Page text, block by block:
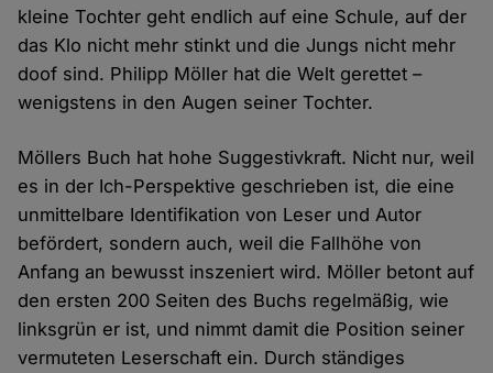
kleine Tochter geht endlich auf eine Schule, auf der
das Klo nicht mehr stinkt und die Jungs nicht mehr
doof sind. Philipp Möller hat die Welt gerettet –
wenigstens in den Augen seiner Tochter.
Möllers Buch hat hohe Suggestivkraft. Nicht nur, weil
es in der Ich-Perspektive geschrieben ist, die eine
unmittelbare Identifikation von Leser und Autor
befördert, sondern auch, weil die Fallhöhe von
Anfang an bewusst inszeniert wird. Möller betont auf
den ersten 200 Seiten des Buchs regelmäßig, wie
linksgrün er ist, und nimmt damit die Position seiner
vermuteten Leserschaft ein. Durch ständiges